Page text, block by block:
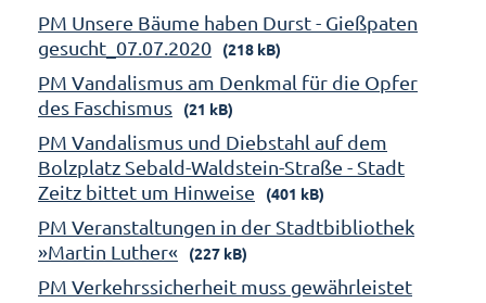
PM Unsere Bäume haben Durst - Gießpaten
gesucht_07.07.2020
(218 kB)
PM Vandalismus am Denkmal für die Opfer
des Faschismus
(21 kB)
PM Vandalismus und Diebstahl auf dem
Bolzplatz Sebald-Waldstein-Straße - Stadt
Zeitz bittet um Hinweise
(401 kB)
PM Veranstaltungen in der Stadtbibliothek
»Martin Luther«
(227 kB)
PM Verkehrssicherheit muss gewährleistet